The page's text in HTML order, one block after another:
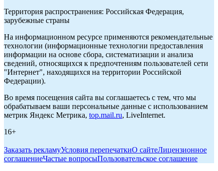
Территория распространения: Российская Федерация,
зарубежные страны
На информационном ресурсе применяются рекомендательные
технологии (информационные технологии предоставления
информации на основе сбора, систематизации и анализа
сведений, относящихся к предпочтениям пользователей сети
"Интернет", находящихся на территории Российской
Федерации).
Во время посещения сайта вы соглашаетесь с тем, что мы
обрабатываем ваши персональные данные с использованием
метрик Яндекс Метрика, top.mail.ru, LiveInternet.
16+
Заказать рекламуУсловия перепечаткиО сайтеЛицензионное
соглашениеЧастые вопросыПользовательское соглашение